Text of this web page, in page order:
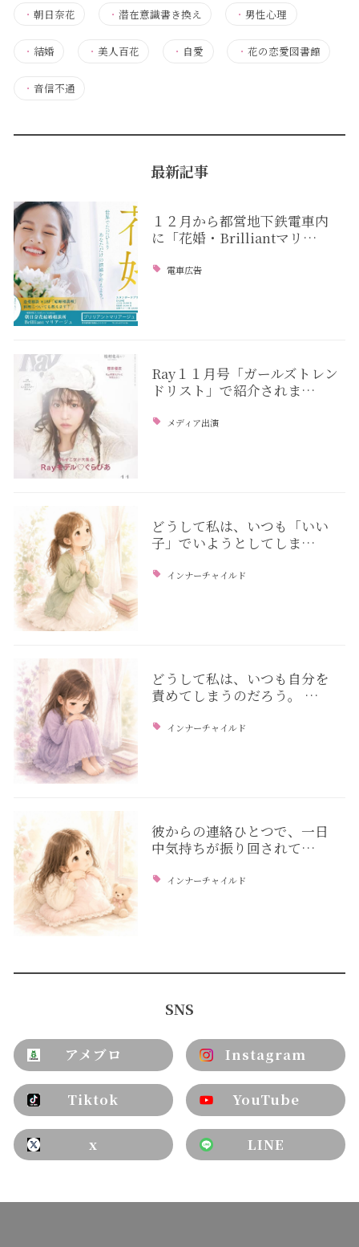
・ 朝日奈花 ・潜在意識書き換え ・ 男性心理
・ 結婚 ・美人百花 ・ 自愛 ・ 花の恋愛図書館
・ 音信不通
最新記事
１２月から都営地下鉄電車内
に「花婚・Brilliantマリ…
電車広告
Ray１１月号「ガールズトレン
ドリスト」で紹介されま…
メディア出演
どうして私は、いつも「いい
子」でいようとしてしま…
インナーチャイルド
どうして私は、いつも自分を
責めてしまうのだろう。 …
インナーチャイルド
彼からの連絡ひとつで、一日
中気持ちが振り回されて…
インナーチャイルド
SNS
アメブロ Instagram
Tiktok YouTube
x LINE